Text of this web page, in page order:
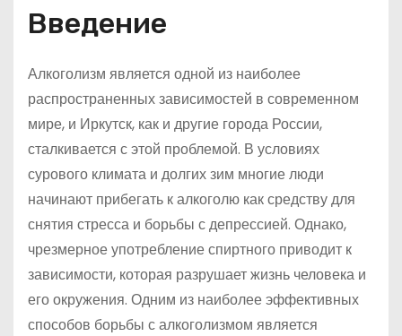
Введение
Алкоголизм является одной из наиболее
распространенных зависимостей в современном
мире, и Иркутск, как и другие города России,
сталкивается с этой проблемой. В условиях
сурового климата и долгих зим многие люди
начинают прибегать к алкоголю как средству для
снятия стресса и борьбы с депрессией. Однако,
чрезмерное употребление спиртного приводит к
зависимости, которая разрушает жизнь человека и
его окружения. Одним из наиболее эффективных
способов борьбы с алкоголизмом является